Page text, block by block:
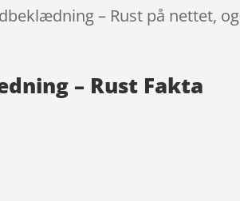
– Rust på nettet, og
– Rust Fakta